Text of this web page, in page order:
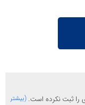
را ثبت نکرده است. (بیشتر